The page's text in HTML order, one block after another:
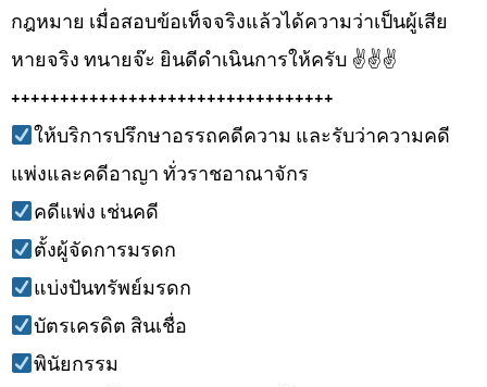
กฎหมาย เมื่อสอบข้อเท็จจริงแล้วได้ความว่าเป็นผู้เสีย
หายจริง ทนายจ๊ะ ยินดีดำเนินการให้ครับ ✌✌✌
+++++++++++++++++++++++++++++++++
ให้บริการปรึกษาอรรถคดีความ และรับว่าความคดี
แพ่งและคดีอาญา ทั่วราชอาณาจักร
คดีแพ่ง เช่นคดี
ตั้งผู้จัดการมรดก
แบ่งปันทรัพย์มรดก
บัตรเครดิต สินเชื่อ
พินัยกรรม